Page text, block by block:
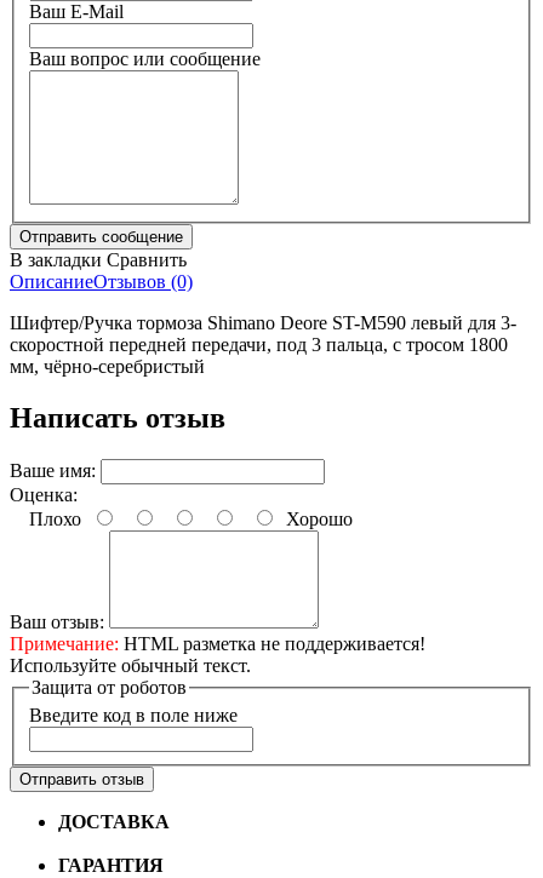
Ваш E-Mail
Ваш вопрос или сообщение
В закладки Сравнить
ОписаниеОтзывов (0)
Шифтер/Ручка тормоза Shimano Deore ST-M590 левый для 3-
скоростной передней передачи, под 3 пальца, с тросом 1800
мм, чёрно-серебристый
Написать отзыв
Ваше имя:
Оценка:
Плохо
Хорошо
Ваш отзыв:
Примечание: HTML разметка не поддерживается!
Используйте обычный текст.
Защита от роботов
Введите код в поле ниже
Отправить отзыв
ДОСТАВКА
ГАРАНТИЯ